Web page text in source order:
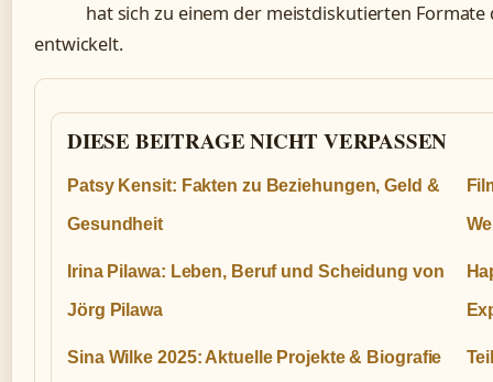
hat sich zu einem der meistdiskutierten
entwickelt.
DIESE BEITRAGE NICHT VERPASSEN
Patsy Kensit: Fakten zu Beziehungen, Geld &
Gesundheit
Irina Pilawa: Leben, Beruf und Scheidung von
Jörg Pilawa
Sina Wilke 2025: Aktuelle Projekte & Biografie